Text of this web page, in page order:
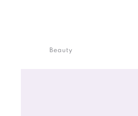
Beauty